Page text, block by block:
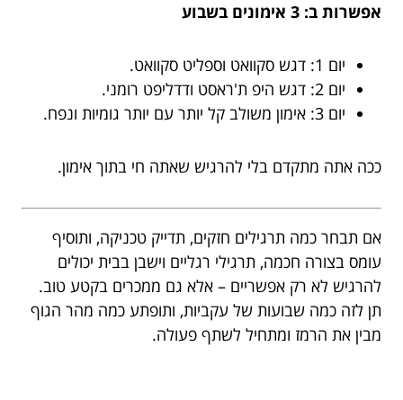
אפשרות ב: 3 אימונים בשבוע
יום 1: דגש סקוואט וספליט סקוואט.
יום 2: דגש היפ ת'ראסט ודדליפט רומני.
יום 3: אימון משולב קל יותר עם יותר גומיות ונפח.
ככה אתה מתקדם בלי להרגיש שאתה חי בתוך אימון.
אם תבחר כמה תרגילים חזקים, תדייק טכניקה, ותוסיף
עומס בצורה חכמה, תרגילי רגליים וישבן בבית יכולים
להרגיש לא רק אפשריים – אלא גם ממכרים בקטע טוב.
תן לזה כמה שבועות של עקביות, ותופתע כמה מהר הגוף
מבין את הרמז ומתחיל לשתף פעולה.